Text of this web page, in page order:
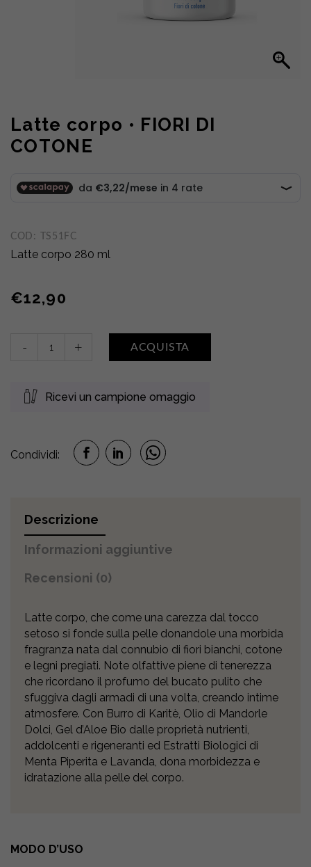
Latte corpo • FIORI DI
COTONE
COD: TS51FC
Latte corpo 280 ml
€12,90
FIORI
- + ACQUISTA
Ricevi un campione omaggio
Condividi:
Descrizione
Informazioni aggiuntive
Recensioni (0)
Latte corpo, che come una carezza dal tocco
setoso si fonde sulla pelle donandole una morbida
fragranza nata dal connubio di fiori bianchi, cotone
e legni pregiati. Note olfattive piene di tenerezza
che ricordano il profumo del bucato pulito che
sfuggiva dagli armadi di una volta, creando intime
atmosfere. Con Burro di Karitè, Olio di Mandorle
Dolci, Gel d’Aloe Bio dalle proprietà nutrienti,
addolcenti e rigeneranti ed Estratti Biologici di
Menta Piperita e Lavanda, dona morbidezza e
idratazione alla pelle del corpo.
MODO D’USO